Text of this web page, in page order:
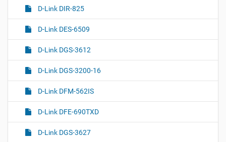
D-Link DIR-825
D-Link DES-6509
D-Link DGS-3612
D-Link DGS-3200-16
D-Link DFM-562IS
D-Link DFE-690TXD
D-Link DGS-3627